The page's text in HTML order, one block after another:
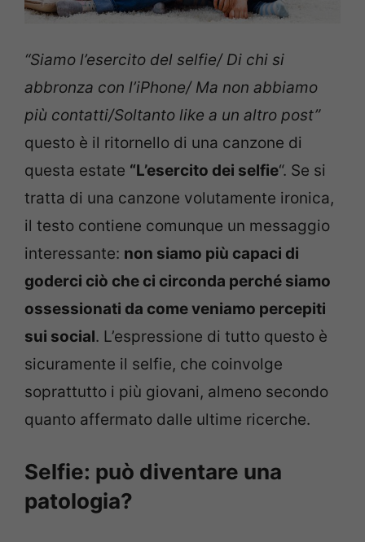
“Siamo l’esercito del selfie/ Di chi si
abbronza con l’iPhone/ Ma non abbiamo
più contatti/Soltanto like a un altro post”
questo è il ritornello di una canzone di
questa estate “L’esercito dei selfie“. Se si
tratta di una canzone volutamente ironica,
il testo contiene comunque un messaggio
interessante: non siamo più capaci di
goderci ciò che ci circonda perché siamo
ossessionati da come veniamo percepiti
sui social. L’espressione di tutto questo è
sicuramente il selfie, che coinvolge
soprattutto i più giovani, almeno secondo
quanto affermato dalle ultime ricerche.
Selfie: può diventare una
patologia?